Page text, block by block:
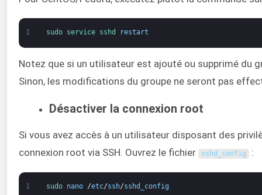
1 sudo service sshd restart
Notez que si un utilisateur est ajouté ou supprimé du
Sinon, les modifications du groupe ne seront pas
Désactiver la connexion root
Si vous avez accès à un utilisateur disposant des
connexion root via SSH. Ouvrez le fichier
sshd_config :
1 sudo nano /etc/ssh/sshd_config